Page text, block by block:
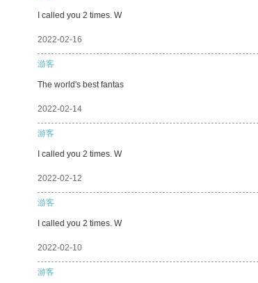
I called you 2 times. W
2022-02-16
游客
The world's best fantas
2022-02-14
游客
I called you 2 times. W
2022-02-12
游客
I called you 2 times. W
2022-02-10
游客